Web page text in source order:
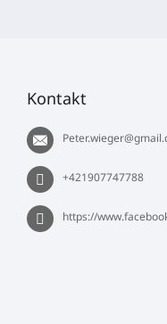
Kontakt
Peter.wieger@
+421907747788
https://